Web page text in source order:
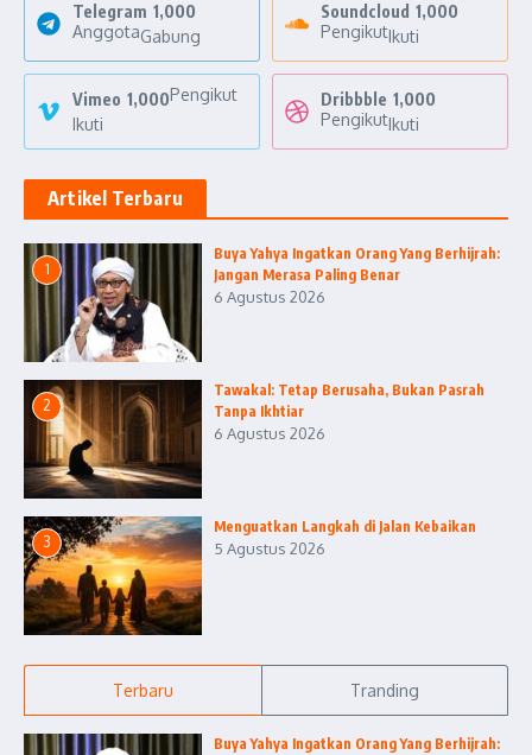
Telegram 1,000
AnggotaGabung
Soundcloud 1,000
PengikutIkuti
Vimeo 1,000Pengikut
Ikuti
Dribbble 1,000
PengikutIkuti
Artikel Terbaru
1
Buya Yahya Ingatkan Orang Yang Berhijrah:
Jangan Merasa Paling Benar
6 Agustus 2026
2
Tawakal: Tetap Berusaha, Bukan Pasrah
Tanpa Ikhtiar
6 Agustus 2026
3
Menguatkan Langkah di Jalan Kebaikan
5 Agustus 2026
Terbaru Tranding
Buya Yahya Ingatkan Orang Yang Berhijrah: